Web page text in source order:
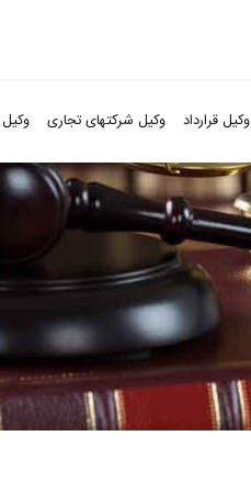
وکیل قرارداد وکیل شرکتهای تجاری